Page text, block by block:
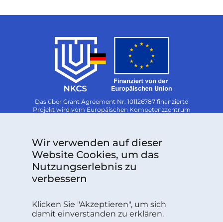
Das über Grant Agreement Nr. 101126787 finanzierte
Projekt wird vom Europäischen Kompetenzzentrum
Sie haben Fragen oder benötigen weitere
KONTAKT
Wir verwenden auf dieser
Website Cookies, um das
Nutzungserlebnis zu
verbessern
Klicken Sie "Akzeptieren", um sich
damit einverstanden zu erklären.